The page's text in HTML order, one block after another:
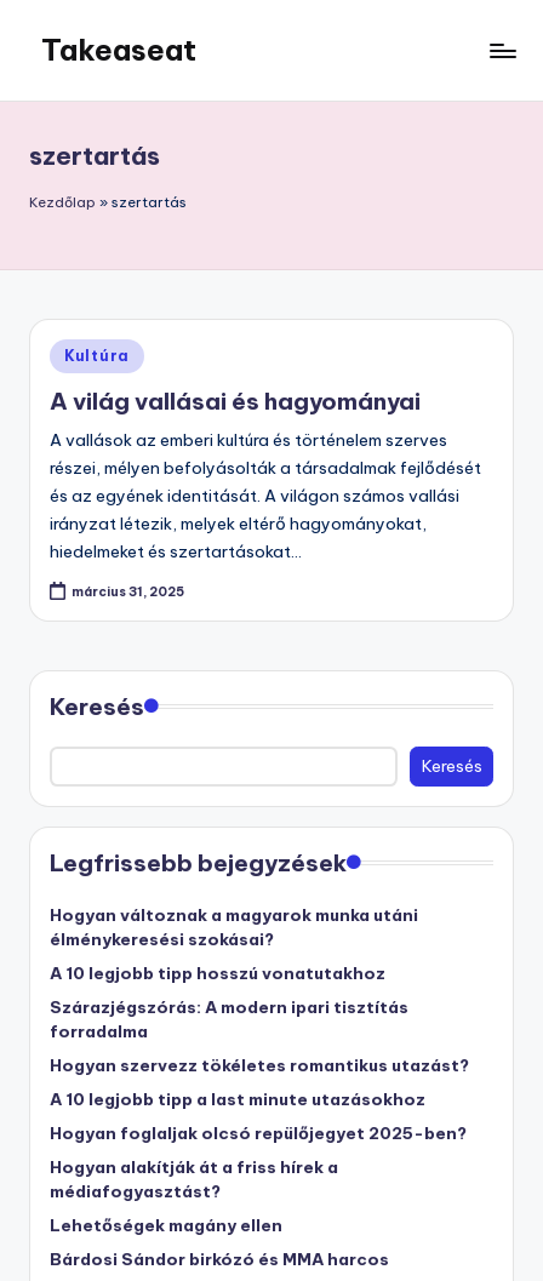
content
Takeaseat
szertartás
Kezdőlap » szertartás
Posted
in
Kultúra
A világ vallásai és hagyományai
A vallások az emberi kultúra és történelem szerves
részei, mélyen befolyásolták a társadalmak fejlődését
és az egyének identitását. A világon számos vallási
irányzat létezik, melyek eltérő hagyományokat,
hiedelmeket és szertartásokat…
március 31, 2025
Keresés
Keresés
Legfrissebb bejegyzések
Hogyan változnak a magyarok munka utáni
élménykeresési szokásai?
A 10 legjobb tipp hosszú vonatutakhoz
Szárazjégszórás: A modern ipari tisztítás
forradalma
Hogyan szervezz tökéletes romantikus utazást?
A 10 legjobb tipp a last minute utazásokhoz
Hogyan foglaljak olcsó repülőjegyet 2025-ben?
Hogyan alakítják át a friss hírek a
médiafogyasztást?
Lehetőségek magány ellen
Bárdosi Sándor birkózó és MMA harcos